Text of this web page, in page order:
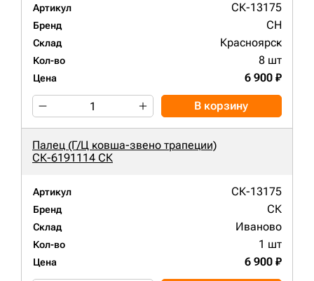
Артикул СК-13175
Бренд CH
Склад Красноярск
Кол-во 8 шт
Цена 6 900 ₽
В корзину
Палец (Г/Ц ковша-звено трапеции)
СК-6191114 СК
Артикул СК-13175
Бренд СК
Склад Иваново
Кол-во 1 шт
Цена 6 900 ₽